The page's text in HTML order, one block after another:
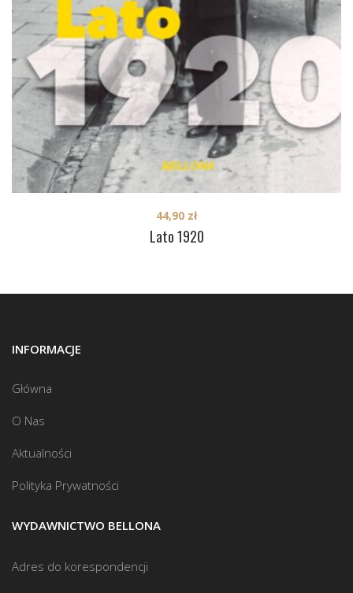
Lato 1920
44,90 zł
INFORMACJE
Główna
O Nas
Aktualności
Polityka Prywatności
WYDAWNICTWO BELLONA
Adres do korespondencji